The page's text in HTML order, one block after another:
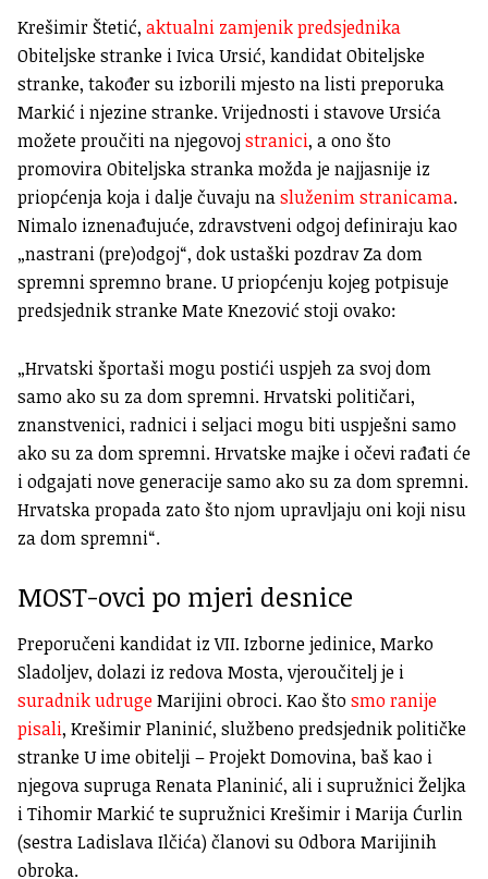
Krešimir Štetić, aktualni zamjenik predsjednika
Obiteljske stranke i Ivica Ursić, kandidat Obiteljske
stranke, također su izborili mjesto na listi preporuka
Markić i njezine stranke. Vrijednosti i stavove Ursića
možete proučiti na njegovojstranici, a ono što
promovira Obiteljska stranka možda je najjasnije iz
priopćenja koja i dalje čuvaju nasluženim stranicama.
Nimalo iznenađujuće, zdravstveni odgoj definiraju kao
„nastrani (pre)odgoj“, dok ustaški pozdrav Za dom
spremni spremno brane. U priopćenju kojeg potpisuje
predsjednik stranke Mate Knezović stoji ovako:
„Hrvatski športaši mogu postići uspjeh za svoj dom
samo ako su za dom spremni. Hrvatski političari,
znanstvenici, radnici i seljaci mogu biti uspješni samo
ako su za dom spremni. Hrvatske majke i očevi rađati će
i odgajati nove generacije samo ako su za dom spremni.
Hrvatska propada zato što njom upravljaju oni koji nisu
za dom spremni“.
MOST-ovci po mjeri desnice
Preporučeni kandidat iz VII. Izborne jedinice, Marko
Sladoljev, dolazi iz redova Mosta, vjeroučitelj je i
suradnik udrugeMarijini obroci. Kao štosmo ranije
pisali, Krešimir Planinić, službeno predsjednik političke
stranke U ime obitelji – Projekt Domovina, baš kao i
njegova supruga Renata Planinić, ali i supružnici Željka
i Tihomir Markić te supružnici Krešimir i Marija Ćurlin
(sestra Ladislava Ilčića) članovi su Odbora Marijinih
obroka.